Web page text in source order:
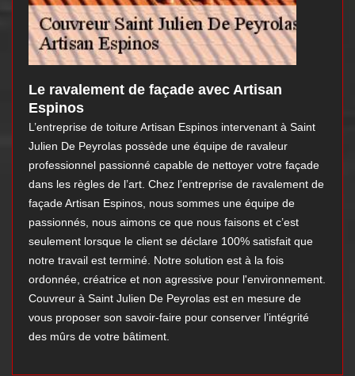
Le ravalement de façade avec Artisan
Espinos
L’entreprise de toiture Artisan Espinos intervenant à Saint
Julien De Peyrolas possède une équipe de ravaleur
professionnel passionné capable de nettoyer votre façade
dans les règles de l’art. Chez l’entreprise de ravalement de
façade Artisan Espinos, nous sommes une équipe de
passionnés, nous aimons ce que nous faisons et c’est
seulement lorsque le client se déclare 100% satisfait que
notre travail est terminé. Notre solution est à la fois
ordonnée, créatrice et non agressive pour l'environnement.
Couvreur à Saint Julien De Peyrolas est en mesure de
vous proposer son savoir-faire pour conserver l’intégrité
des mûrs de votre bâtiment.